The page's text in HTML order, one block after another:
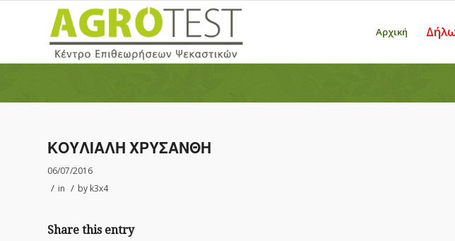
Αρχική
ΚΟΥΛΙΑΛΗ ΧΡΥΣΑΝΘΗ
06/07/2016
/ in / by k3x4
Share this entry